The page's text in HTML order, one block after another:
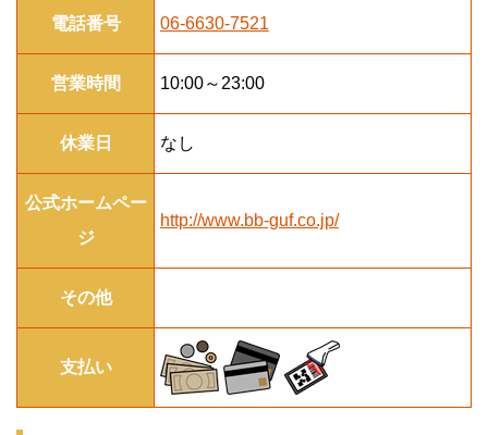
電話番号 06-6630-7521
営業時間 10:00～23:00
休業日 なし
公式ホームペー
ジ
http://www.bb-guf.co.jp/
その他
支払い